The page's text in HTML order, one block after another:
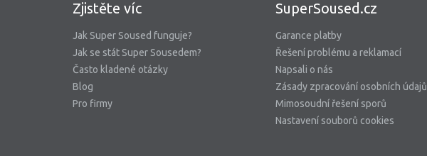
Zjistěte víc
Jak Super Soused funguje?
Jak se stát Super Sousedem?
Často kladené otázky
Blog
Pro firmy
SuperSoused.cz
Garance platby
Řešení problému a reklamací
Napsali o nás
Zásady zpracování osobních údajů
Mimosoudní řešení sporů
Nastavení souborů cookies